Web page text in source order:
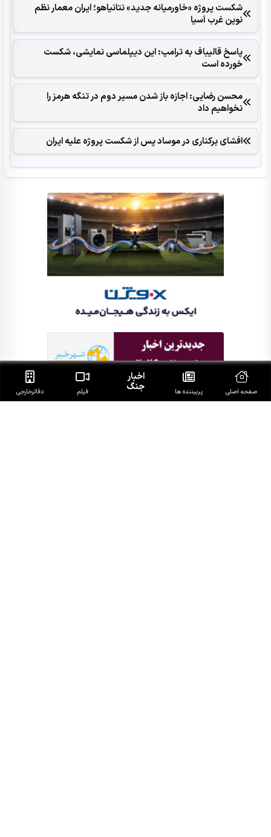
شکست پروژه «خاورمیانه جدید» نتانیاهو؛ ایران معمار نظم
نوین غرب آسیا
پاسخ قالیباف به ترامپ: این دیپلماسی نمایشی، شکست
خورده است
محسن رضایی: اجازه باز شدن مسیر دوم در تنگه هرمز را
نخواهیم داد
افشای برکناری در موساد پس از شکست پروژه علیه ایران
صفحه اصلی پربیننده ها
اخبار
جنگ فیلم دفاتر‌خارجی